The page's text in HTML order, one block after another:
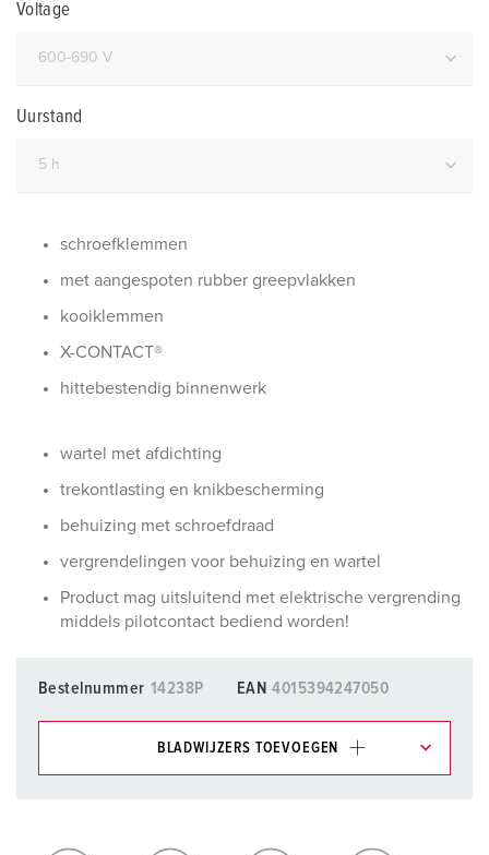
Voltage
Uurstand
schroefklemmen
met aangespoten rubber greepvlakken
kooiklemmen
X-CONTACT®
hittebestendig binnenwerk
wartel met afdichting
trekontlasting en knikbescherming
behuizing met schroefdraad
vergrendelingen voor behuizing en wartel
Product mag uitsluitend met elektrische vergrending
middels pilotcontact bediend worden!
Bestelnummer 14238P EAN 4015394247050
BLADWIJZERS TOEVOEGEN